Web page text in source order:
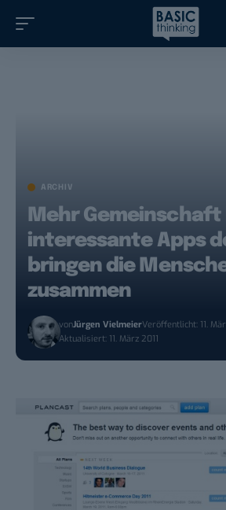
ARCHIV
Mehr Gemeinschaft
interessante Apps
bringen die
zusammen
vonJürgen VielmeierVeröffentlicht: 11.
Aktualisiert: 11. März 2011